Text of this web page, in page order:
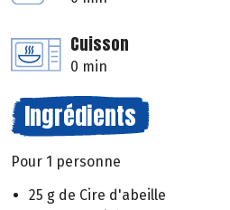
Cuisson
0 min
Ingrédients
Pour 1 personne
25 g de Cire d'abeille